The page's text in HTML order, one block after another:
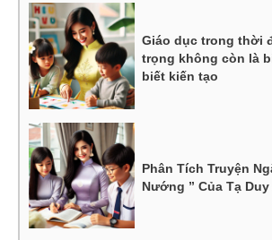
Giáo dục trong thời
trọng không còn là
biết kiến tạo
Phân Tích Truyện
Nướng ” Của Tạ